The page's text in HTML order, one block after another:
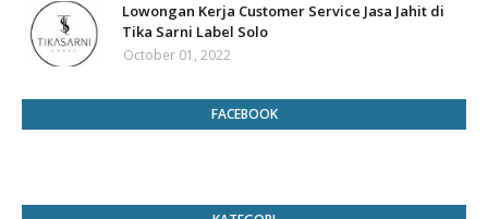
Lowongan Kerja Customer Service Jasa Jahit di
Tika Sarni Label Solo
October 01, 2022
FACEBOOK